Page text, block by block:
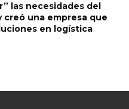
las necesidades del
creó una empresa que
en logística